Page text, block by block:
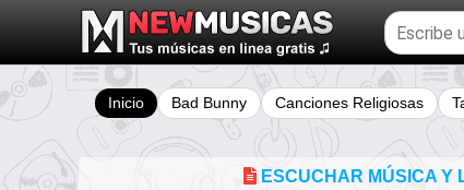
Buscar
temas
Inicio Bad Bunny Canciones Religiosas
ESCUCHAR MÚSICA Y